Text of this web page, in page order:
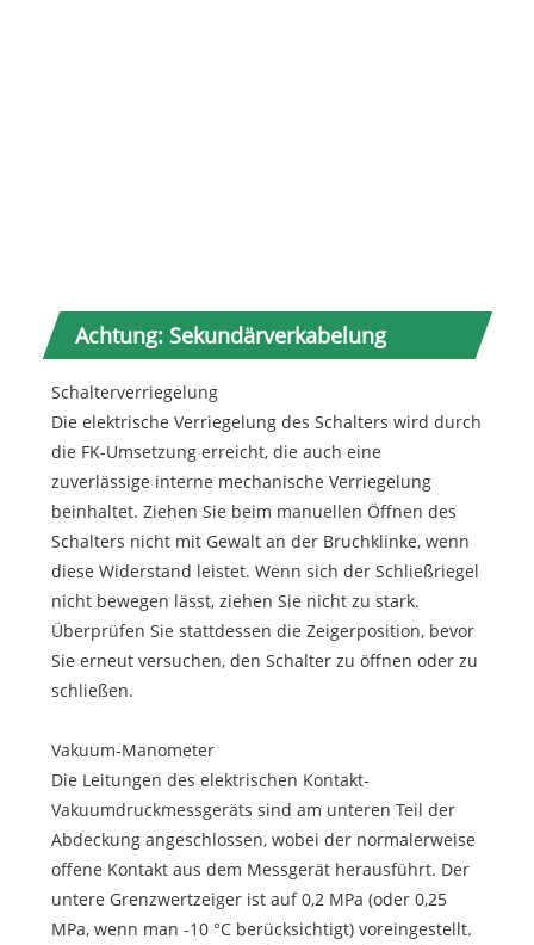
Achtung: Sekundärverkabelung
Schalterverriegelung
Die elektrische Verriegelung des Schalters wird durch
die FK-Umsetzung erreicht, die auch eine
zuverlässige interne mechanische Verriegelung
beinhaltet. Ziehen Sie beim manuellen Öffnen des
Schalters nicht mit Gewalt an der Bruchklinke, wenn
diese Widerstand leistet. Wenn sich der Schließriegel
nicht bewegen lässt, ziehen Sie nicht zu stark.
Überprüfen Sie stattdessen die Zeigerposition, bevor
Sie erneut versuchen, den Schalter zu öffnen oder zu
schließen.
Vakuum-Manometer
Die Leitungen des elektrischen Kontakt-
Vakuumdruckmessgeräts sind am unteren Teil der
Abdeckung angeschlossen, wobei der normalerweise
offene Kontakt aus dem Messgerät herausführt. Der
untere Grenzwertzeiger ist auf 0,2 MPa (oder 0,25
MPa, wenn man -10 °C berücksichtigt) voreingestellt.